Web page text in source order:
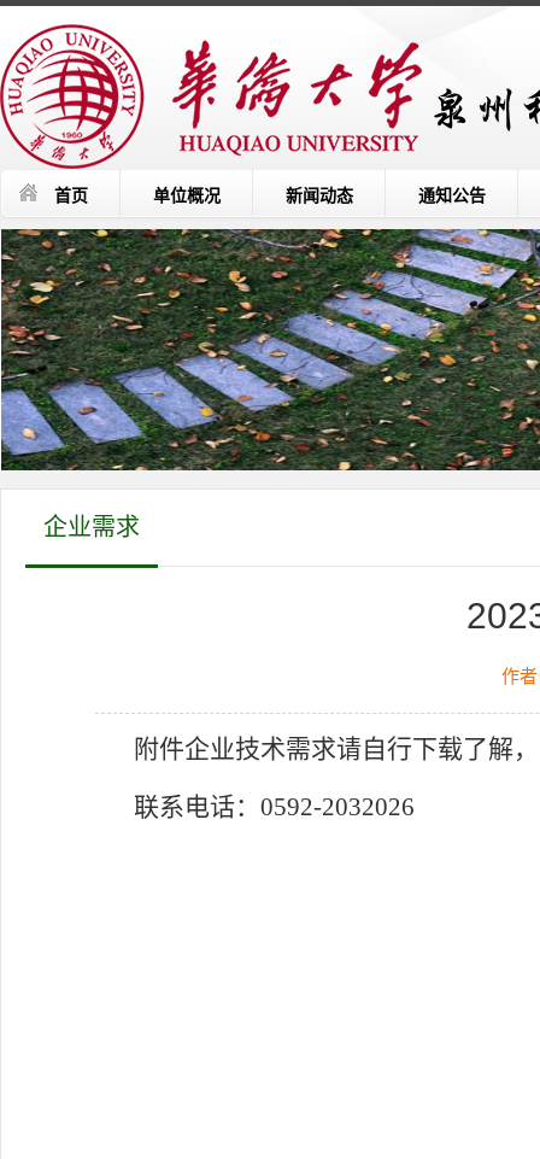
首页 单位概况 新闻动态 通知公告
企业需求
作
附件企业技术需求请自行下载了解
联系电话：0592-2032026